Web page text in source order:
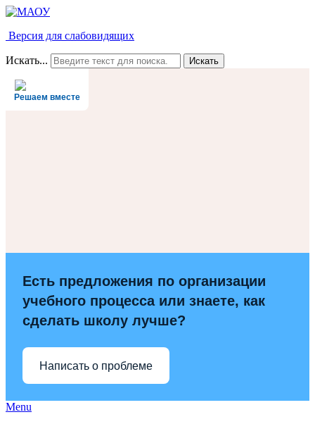
Версия для слабовидящих
Искать... Искать
Решаем вместе
Есть предложения по организации
учебного процесса или знаете, как
сделать школу лучше?
Написать о проблеме
Menu